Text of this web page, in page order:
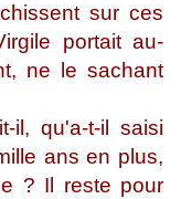
sur ces
portait au-
ne le sachant
il, qu'a-t-il saisi
ans en plus,
? Il reste pour